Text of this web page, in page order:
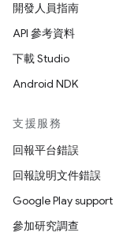
開發人員指南
API 參考資料
下載 Studio
Android NDK
支援服務
回報平台錯誤
回報說明文件錯誤
Google Play support
參加研究調查